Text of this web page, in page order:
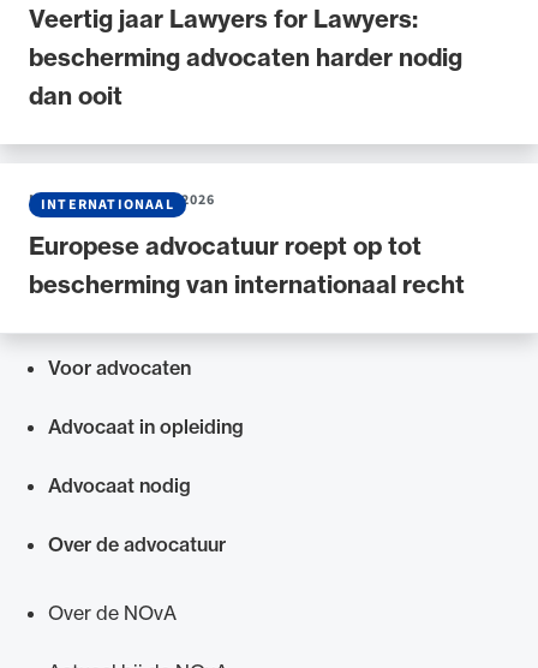
Veertig jaar Lawyers for Lawyers:
bescherming advocaten harder nodig
dan ooit
Europese advocatuur roept op tot
bescherming van internationaal recht
INTERNATIONAAL
NIEUWS•30 MAART 2026
Voor advocaten
Advocaat in opleiding
Advocaat nodig
Over de advocatuur
Over de NOvA